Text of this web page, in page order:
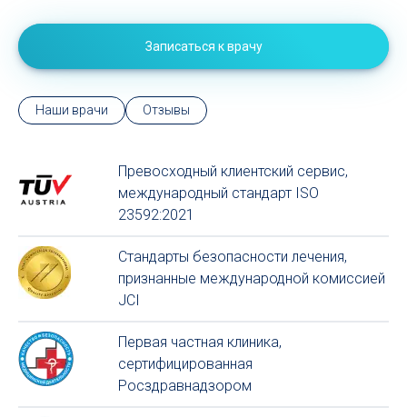
Записаться к врачу
Наши врачи Отзывы
Превосходный клиентский сервиc,
международный стандарт ISO
23592:2021
Стандарты безопасности лечения,
признанные международной комиссией
JCI
Первая частная клиника,
сертифицированная
Росздравнадзором